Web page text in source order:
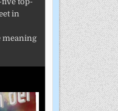
in
meaning